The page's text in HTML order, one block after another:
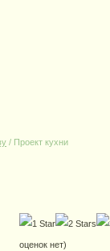
/ Проект кухни
оценок нет)